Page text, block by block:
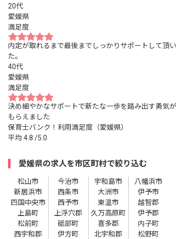
20代
愛媛県
満足度
内定が取れるまで最後までしっかりサポートして頂い
た。
40代
愛媛県
満足度
決め細やかなサポートで新たな一歩を踏み出す勇気が
もらえました
保育士バンク！利用満足度（愛媛県）
平均 4.8 /5.0
愛媛県の求人を市区町村で絞り込む
松山市 今治市 宇和島市
八幡浜市
新居浜市
西条市 大洲市
伊予市
四国中央市
西予市 東温市
越智郡
上島町
上浮穴郡 久万高原町
伊予郡
松前町
砥部町 喜多郡
内子町
西宇和郡
伊方町 北宇和郡
松野町